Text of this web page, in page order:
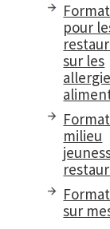
pour
sur les
milieu
sur